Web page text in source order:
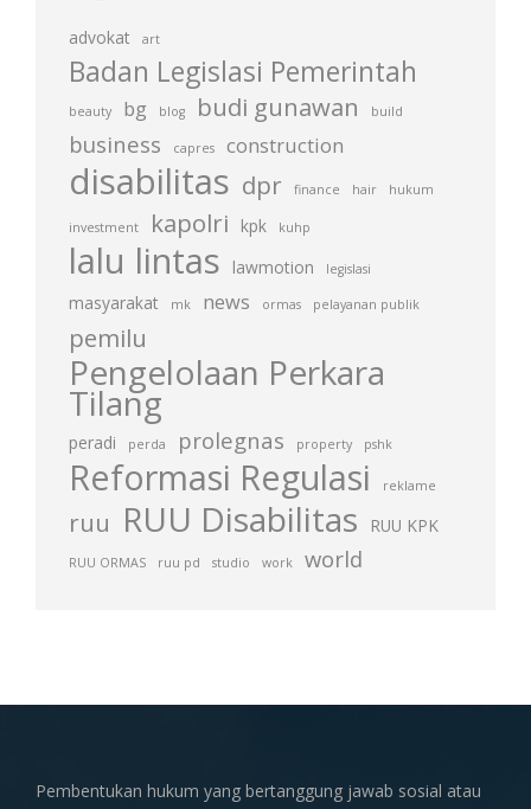
advokat art
Badan Legislasi Pemerintah
beauty bg blog budi gunawan build
business capres construction
disabilitas dpr finance hair hukum
investment kapolri kpk kuhp
lalu lintas lawmotion legislasi
masyarakat mk news ormas pelayanan publik
pemilu
Pengelolaan Perkara
Tilang
peradi perda prolegnas property pshk
Reformasi Regulasi reklame
ruu RUU Disabilitas RUU KPK
RUU ORMAS ruu pd studio work world
Pembentukan hukum yang bertanggung jawab sosial atau